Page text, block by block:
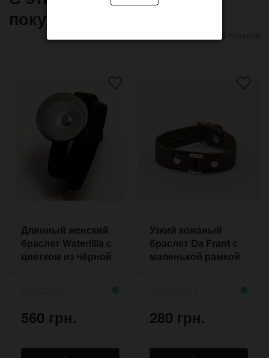
покупают
Длинный женский
браслет Waterlilia с
цветком из чёрной
560 грн.
Узкий кожаный
браслет Da Frant с
маленькой рамкой
280 грн.